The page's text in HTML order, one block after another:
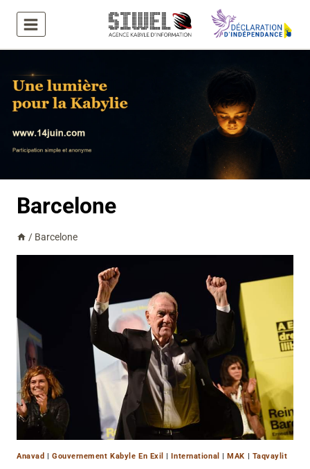
contenu
Barcelone
/ Barcelone
Anavad | Gouvernement Kabyle En Exil |International |MAK | Taqvaylit